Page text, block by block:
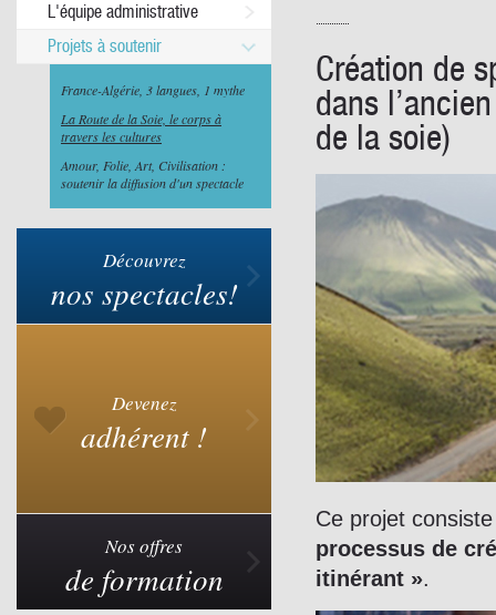
L'équipe administrative
Projets à soutenir
France-Algérie, 3 langues, 1 mythe
La Route de la Soie, le corps à
travers les cultures
Amour, Folie, Art, Civilisation :
soutenir la diffusion d'un spectacle
Découvrez
nos spectacles!
Devenez
adhérent !
Nos offres
de formation
Création de
dans
de la soie)
Ce projet
processus de
itinérant ».